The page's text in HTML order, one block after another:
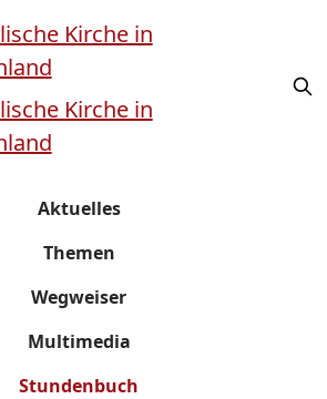
Aktuelles
Themen
Wegweiser
Multimedia
Stundenbuch